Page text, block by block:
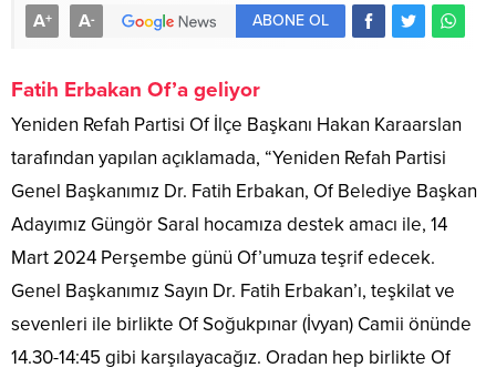
A+ A- ABONE OL
Fatih Erbakan Of’a geliyor
Yeniden Refah Partisi Of İlçe Başkanı Hakan Karaarslan
tarafından yapılan açıklamada, “Yeniden Refah Partisi
Genel Başkanımız Dr. Fatih Erbakan, Of Belediye Başkan
Adayımız Güngör Saral hocamıza destek amacı ile, 14
Mart 2024 Perşembe günü Of’umuza teşrif edecek.
Genel Başkanımız Sayın Dr. Fatih Erbakan’ı, teşkilat ve
sevenleri ile birlikte Of Soğukpınar (İvyan) Camii önünde
14.30-14:45 gibi karşılayacağız. Oradan hep birlikte Of